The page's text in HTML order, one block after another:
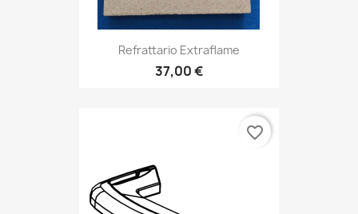
Refrattario Extraflame
37,00 €
favorite_border